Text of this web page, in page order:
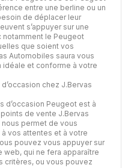
entre une berline ou un
de déplacer leur
s’appuyer sur une
notamment le Peugeot
que soient vos
Automobiles saura vous
idéale et conforme à votre
chez J.Bervas
d’occasion Peugeot est à
de vente J.Bervas
permet de vous
vos attentes et à votre
pouvez vous appuyer sur
qui ne fera apparaître
critères, ou vous pouvez